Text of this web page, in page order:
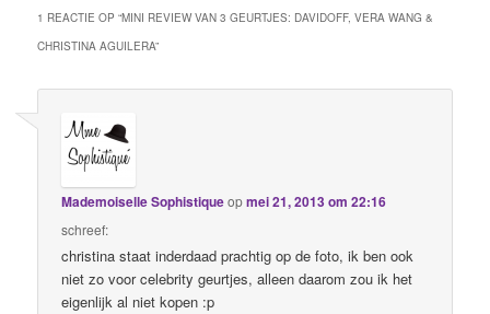
1 REACTIE OP “MINI REVIEW VAN 3 GEURTJES: DAVIDOFF, VERA WANG &
CHRISTINA AGUILERA”
Mademoiselle Sophistiqueopmei 21, 2013 om 22:16
schreef:
christina staat inderdaad prachtig op de foto, ik ben ook
niet zo voor celebrity geurtjes, alleen daarom zou ik het
eigenlijk al niet kopen :p